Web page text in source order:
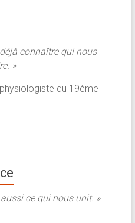
connaître qui nous
»
du 19ème
ce qui nous unit. »